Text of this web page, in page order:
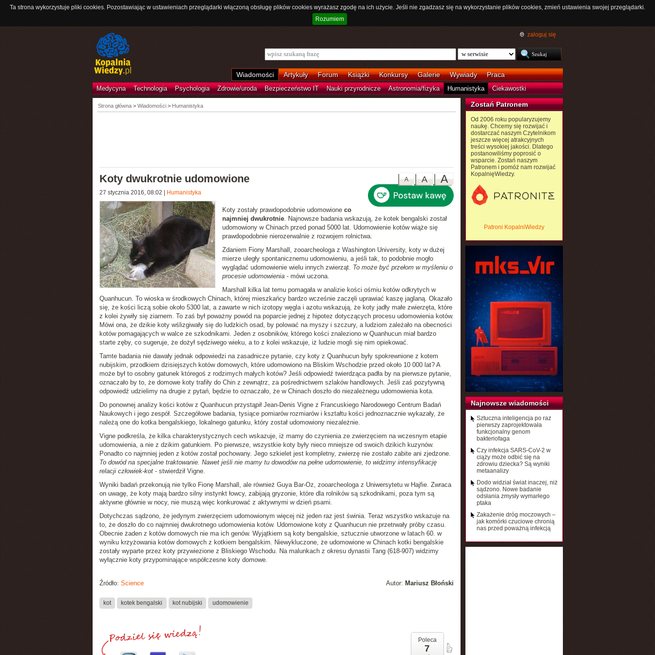
Ta strona wykorzystuje pliki cookies. Pozostawiając w ustawieniach przeglądarki włączoną obsługę plików cookies wyrażasz zgodę na ich użycie. Jeśli nie zgadzasz się na wykorzystanie plików cookies, zmień ustawienia swojej przeglądarki.
Rozumiem
zaloguj się
Wiadomości Artykuły Forum Książki Konkursy Galerie Wywiady Praca
Medycyna Technologia Psychologia Zdrowie/uroda Bezpieczeństwo IT Nauki przyrodnicze Astronomia/fizyka Humanistyka Ciekawostki
Strona główna> Wiadomości > Humanistyka
A
A
A
Koty dwukrotnie udomowione
27 stycznia 2016, 08:02 Humanistyka
Koty zostały prawdopodobnie udomowione co
najmniej dwukrotnie. Najnowsze badania wskazują, że kotek bengalski został
udomowiony w Chinach przed ponad 5000 lat. Udomowienie kotów wiąże się
prawdopodobnie nierozerwalnie z rozwojem rolnictwa.
Zdaniem Fiony Marshall, zooarcheologa z Washington University, koty w dużej
mierze uległy spontanicznemu udomowieniu, a jeśli tak, to podobnie mogło
wyglądać udomowienie wielu innych zwierząt. To może być przełom w myśleniu o
procesie udomowienia- mówi uczona.
Marshall kilka lat temu pomagała w analizie kości ośmiu kotów odkrytych w
Quanhucun. To wioska w środkowych Chinach, której mieszkańcy bardzo wcześnie zaczęli uprawiać kaszę jaglaną. Okazało
się, że kości liczą sobie około 5300 lat, a zawarte w nich izotopy węgla i azotu wskazują, że koty jadły małe zwierzęta, które
z kolei żywiły się ziarnem. To zaś był poważny powód na poparcie jednej z hipotez dotyczących procesu udomowienia kotów.
Mówi ona, że dzikie koty wślizgiwały się do ludzkich osad, by polować na myszy i szczury, a ludziom zależało na obecności
kotów pomagających w walce ze szkodnikami. Jeden z osobników, którego kości znaleziono w Quanhucun miał bardzo
starte zęby, co sugeruje, że dożył sędziwego wieku, a to z kolei wskazuje, iż ludzie mogli się nim opiekować.
Tamte badania nie dawały jednak odpowiedzi na zasadnicze pytanie, czy koty z Quanhucun były spokrewnione z kotem
nubijskim, przodkiem dzisiejszych kotów domowych, które udomowiono na Bliskim Wschodzie przed około 10 000 lat? A
może był to osobny gatunek któregoś z rodzimych małych kotów? Jeśli odpowiedź twierdząca padła by na pierwsze pytanie,
oznaczało by to, że domowe koty trafiły do Chin z zewnątrz, za pośrednictwem szlaków handlowych. Jeśli zaś pozytywną
odpowiedź udzielimy na drugie z pytań, będzie to oznaczało, że w Chinach doszło do niezależnegu udomowienia kota.
Do ponownej analizy kości kotów z Quanhucun przystąpił Jean-Denis Vigne z Francuskiego Narodowego Centrum Badań
Naukowych i jego zespół. Szczegółowe badania, tysiące pomiarów rozmiarów i kształtu kości jednoznacznie wykazały, że
należą one do kotka bengalskiego, lokalnego gatunku, który został udomowiony niezależnie.
Vigne podkreśla, że kilka charakterystycznych cech wskazuje, iż mamy do czynienia ze zwierzęciem na wczesnym etapie
udomowienia, a nie z dzikim gatunkiem. Po pierwsze, wszystkie koty były nieco mniejsze od swoich dzikich kuzynów.
Ponadto co najmniej jeden z kotów został pochowany. Jego szkielet jest kompletny, zwierzę nie zostało zabite ani zjedzone.
To dowód na specjalne traktowanie. Nawet jeśli nie mamy tu dowodów na pełne udomowienie, to widzimy intensyfikację
relacji człowiek-kot- stwierdził Vigne.
Wyniki badań przekonują nie tylko Fionę Marshall, ale również Guya Bar-Oz, zooarcheologa z Uniwersytetu w Hajfie. Zwraca
on uwagę, że koty mają bardzo silny instynkt łowcy, zabijają gryzonie, które dla rolników są szkodnikami, poza tym są
aktywne głównie w nocy, nie muszą więc konkurować z aktywnymi w dzień psami.
Dotychczas sądzono, że jedynym zwierzęciem udomowionym więcej niż jeden raz jest świnia. Teraz wszystko wskazuje na
to, że doszło do co najmniej dwukrotnego udomowienia kotów. Udomowione koty z Quanhucun nie przetrwały próby czasu.
Obecnie żaden z kotów domowych nie ma ich genów. Wyjątkiem są koty bengalskie, sztucznie utworzone w latach 60. w
wyniku krzyżowania kotów domowych z kotkiem bengalskim. Niewykluczone, że udomowione w Chinach kotki bengalskie
zostały wyparte przez koty przywiezione z Bliskiego Wschodu. Na malunkach z okresu dynastii Tang (618-907) widzimy
wyłącznie koty przypominające współczesne koty domowe.
Autor: Mariusz Błoński
Źródło: Science
kot kotek bengalski kot nubijski udomowienie
Poleca
7
Zostań Patronem
Od 2006 roku popularyzujemy
naukę. Chcemy się rozwijać i
dostarczać naszym Czytelnikom
jeszcze więcej atrakcyjnych
treści wysokiej jakości. Dlatego
postanowiliśmy poprosić o
wsparcie. Zostań naszym
Patronem i pomóż nam rozwijać
KopalnięWiedzy.
Patroni KopalniWiedzy
Najnowsze wiadomości
Sztuczna inteligencja po raz
pierwszy zaprojektowała
funkcjonalny genom
bakteriofaga
Czy infekcja SARS-CoV-2 w
ciąży może odbić się na
zdrowiu dziecka? Są wyniki
metaanalizy
Dodo widział świat inaczej, niż
sądzono. Nowe badanie
odsłania zmysły wymarłego
ptaka
Zakażenie dróg moczowych –
jak komórki czuciowe chronią
nas przed poważną infekcją